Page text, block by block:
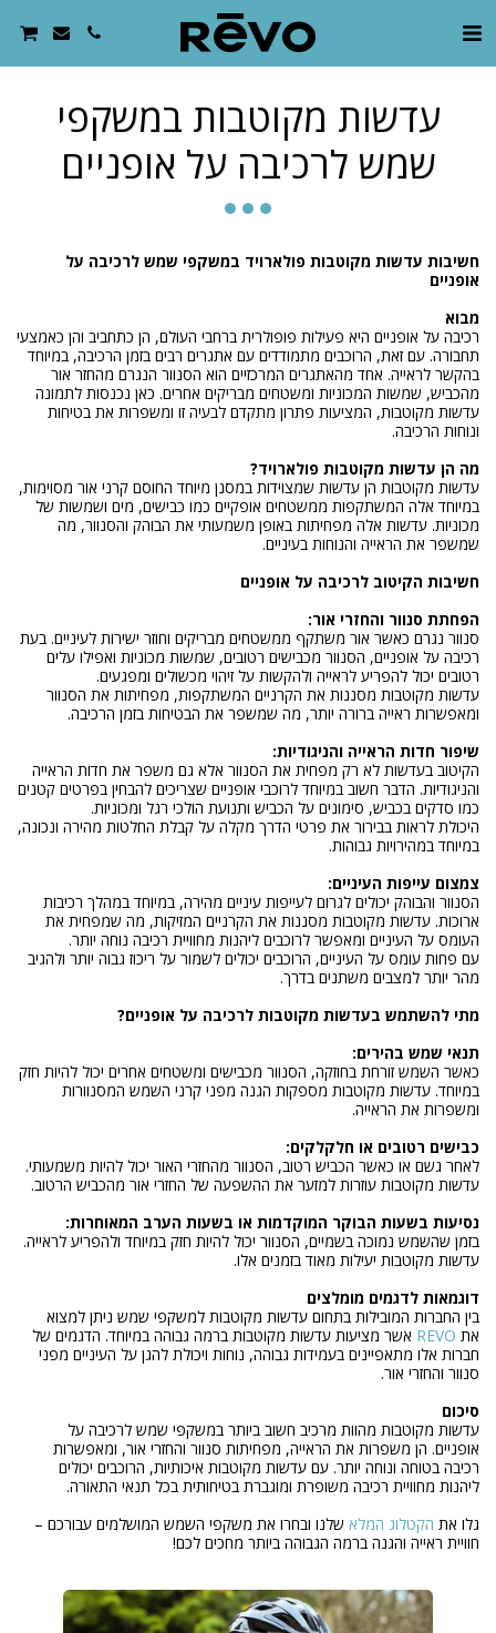
עדשות מקוטבות במשקפי
שמש לרכיבה על אופניים
חשיבות עדשות מקוטבות פולארויד במשקפי שמש לרכיבה על
אופניים
מבוא
רכיבה על אופניים היא פעילות פופולרית ברחבי העולם, הן כתחביב והן כאמצעי
תחבורה. עם זאת, הרוכבים מתמודדים עם אתגרים רבים בזמן הרכיבה, במיוחד
בהקשר לראייה. אחד מהאתגרים המרכזיים הוא הסנוור הנגרם מהחזר אור
מהכביש, שמשות המכוניות ומשטחים מבריקים אחרים. כאן נכנסות לתמונה
עדשות מקוטבות, המציעות פתרון מתקדם לבעיה זו ומשפרות את בטיחות
ונוחות הרכיבה.
מה הן עדשות מקוטבות פולארויד?
עדשות מקוטבות הן עדשות שמצוידות במסנן מיוחד החוסם קרני אור מסוימות,
במיוחד אלה המשתקפות ממשטחים אופקיים כמו כבישים, מים ושמשות של
מכוניות. עדשות אלה מפחיתות באופן משמעותי את הבוהק והסנוור, מה
שמשפר את הראייה והנוחות בעיניים.
חשיבות הקיטוב לרכיבה על אופניים
הפחתת סנוור והחזרי אור:
סנוור נגרם כאשר אור משתקף ממשטחים מבריקים וחוזר ישירות לעיניים. בעת
רכיבה על אופניים, הסנוור מכבישים רטובים, שמשות מכוניות ואפילו עלים
רטובים יכול להפריע לראייה ולהקשות על זיהוי מכשולים ומפגעים.
עדשות מקוטבות מסננות את הקרניים המשתקפות, מפחיתות את הסנוור
ומאפשרות ראייה ברורה יותר, מה שמשפר את הבטיחות בזמן הרכיבה.
שיפור חדות הראייה והניגודיות:
הקיטוב בעדשות לא רק מפחית את הסנוור אלא גם משפר את חדות הראייה
והניגודיות. הדבר חשוב במיוחד לרוכבי אופניים שצריכים להבחין בפרטים קטנים
כמו סדקים בכביש, סימונים על הכביש ותנועת הולכי רגל ומכוניות.
היכולת לראות בבירור את פרטי הדרך מקלה על קבלת החלטות מהירה ונכונה,
במיוחד במהירויות גבוהות.
צמצום עייפות העיניים:
הסנוור והבוהק יכולים לגרום לעייפות עיניים מהירה, במיוחד במהלך רכיבות
ארוכות. עדשות מקוטבות מסננות את הקרניים המזיקות, מה שמפחית את
העומס על העיניים ומאפשר לרוכבים ליהנות מחוויית רכיבה נוחה יותר.
עם פחות עומס על העיניים, הרוכבים יכולים לשמור על ריכוז גבוה יותר ולהגיב
מהר יותר למצבים משתנים בדרך.
מתי להשתמש בעדשות מקוטבות לרכיבה על אופניים?
תנאי שמש בהירים:
כאשר השמש זורחת בחוזקה, הסנוור מכבישים ומשטחים אחרים יכול להיות חזק
במיוחד. עדשות מקוטבות מספקות הגנה מפני קרני השמש המסנוורות
ומשפרות את הראייה.
כבישים רטובים או חלקלקים:
לאחר גשם או כאשר הכביש רטוב, הסנוור מהחזרי האור יכול להיות משמעותי.
עדשות מקוטבות עוזרות למזער את ההשפעה של החזרי אור מהכביש הרטוב.
נסיעות בשעות הבוקר המוקדמות או בשעות הערב המאוחרות:
בזמן שהשמש נמוכה בשמיים, הסנוור יכול להיות חזק במיוחד ולהפריע לראייה.
עדשות מקוטבות יעילות מאוד בזמנים אלו.
דוגמאות לדגמים מומלצים
בין החברות המובילות בתחום עדשות מקוטבות למשקפי שמש ניתן למצוא
את REVO אשר מציעות עדשות מקוטבות ברמה גבוהה במיוחד. הדגמים של
חברות אלו מתאפיינים בעמידות גבוהה, נוחות ויכולת להגן על העיניים מפני
סנוור והחזרי אור.
סיכום
עדשות מקוטבות מהוות מרכיב חשוב ביותר במשקפי שמש לרכיבה על
אופניים. הן משפרות את הראייה, מפחיתות סנוור והחזרי אור, ומאפשרות
רכיבה בטוחה ונוחה יותר. עם עדשות מקוטבות איכותיות, הרוכבים יכולים
ליהנות מחוויית רכיבה משופרת ומוגברת בטיחותית בכל תנאי התאורה.
גלו את הקטלוג המלא שלנו ובחרו את משקפי השמש המושלמים עבורכם –
חוויית ראייה והגנה ברמה הגבוהה ביותר מחכים לכם!